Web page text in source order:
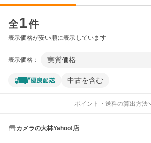
全1件
表示価格が安い順に表示しています
表示価格： 実質価格
中古を含む
ポイント・送料の算出方法
カメラの大林Yahoo!店